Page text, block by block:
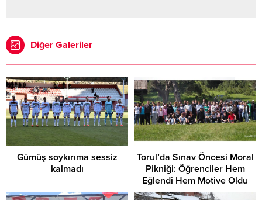
Diğer Galeriler
Gümüş soykırıma sessiz
kalmadı
Torul’da Sınav Öncesi Moral
Pikniği: Öğrenciler Hem
Eğlendi Hem Motive Oldu